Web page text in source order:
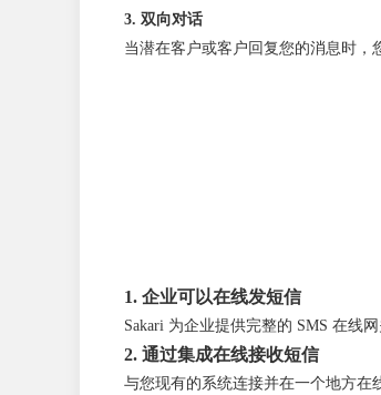
3. 双向对话
当潜在客户或客户回复您的消息时
1. 企业可以在线发短信
Sakari 为企业提供完整的 SMS 在线
2. 通过集成在线接收短信
与您现有的系统连接并在一个地方在